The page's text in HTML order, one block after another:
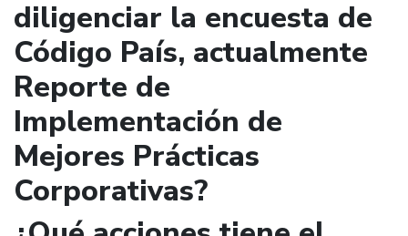
diligenciar la encuesta de
Código País, actualmente
Reporte de
Implementación de
Mejores Prácticas
Corporativas?